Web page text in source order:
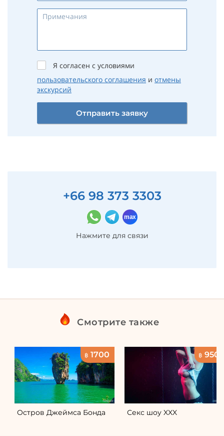
Я согласен с условиями
пользовательского соглашения и отмены
экскурсий
Отправить заявку
+66 98 373 3303
Нажмите для связи
Смотрите также
฿ 1700
Остров Джеймса Бонда
฿ 950
Секс шоу XXX